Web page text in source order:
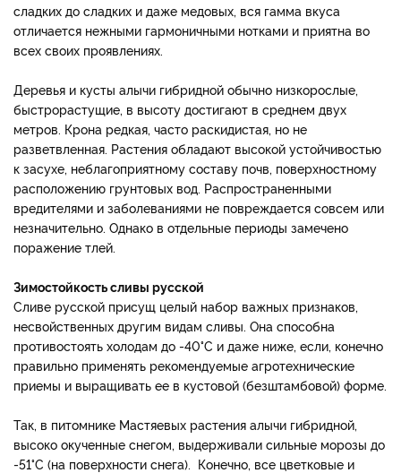
сладких до сладких и даже медовых, вся гамма вкуса
отличается нежными гармоничными нотками и приятна во
всех своих проявлениях.
Деревья и кусты алычи гибридной обычно низкорослые,
быстрорастущие, в высоту достигают в среднем двух
метров. Крона редкая, часто раскидистая, но не
разветвленная. Растения обладают высокой устойчивостью
к засухе, неблагоприятному составу почв, поверхностному
расположению грунтовых вод. Распространенными
вредителями и заболеваниями не повреждается совсем или
незначительно. Однако в отдельные периоды замечено
поражение тлей.
Зимостойкость сливы русской
Сливе русской присущ целый набор важных признаков,
несвойственных другим видам сливы. Она способна
противостоять холодам до -40°C и даже ниже, если, конечно
правильно применять рекомендуемые агротехнические
приемы и выращивать ее в кустовой (безштамбовой) форме.
Так, в питомнике Мастяевых растения алычи гибридной,
высоко окученные снегом, выдерживали сильные морозы до
-51°С (на поверхности снега). Конечно, все цветковые и